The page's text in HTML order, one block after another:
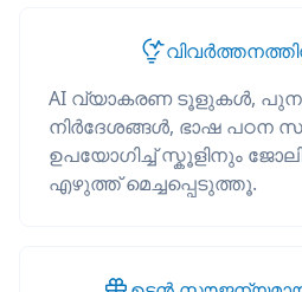
AI വ്യാകരണ ടൂളുകൾ,
നിർദേശങ്ങൾ, ഭാഷ പഠന
ഉപയോഗിച്ച് സ്കൂളിനും
എഴുത്ത് മെച്ചപ്പെടുത്തൂ.